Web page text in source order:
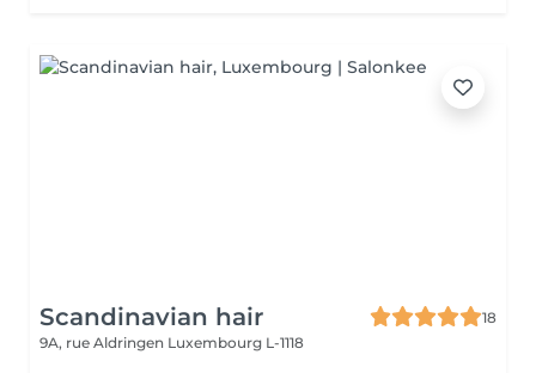
Scandinavian hair
18
9A, rue Aldringen Luxembourg L-1118